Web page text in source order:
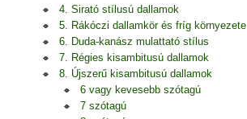
4. Sirató stílusú dallamok
5. Rákóczi dallamkör és fríg környezete
6. Duda-kanász mulattató stílus
7. Régies kisambitusú dallamok
8. Újszerű kisambitusú dallamok
6 vagy kevesebb szótagú
7 szótagú